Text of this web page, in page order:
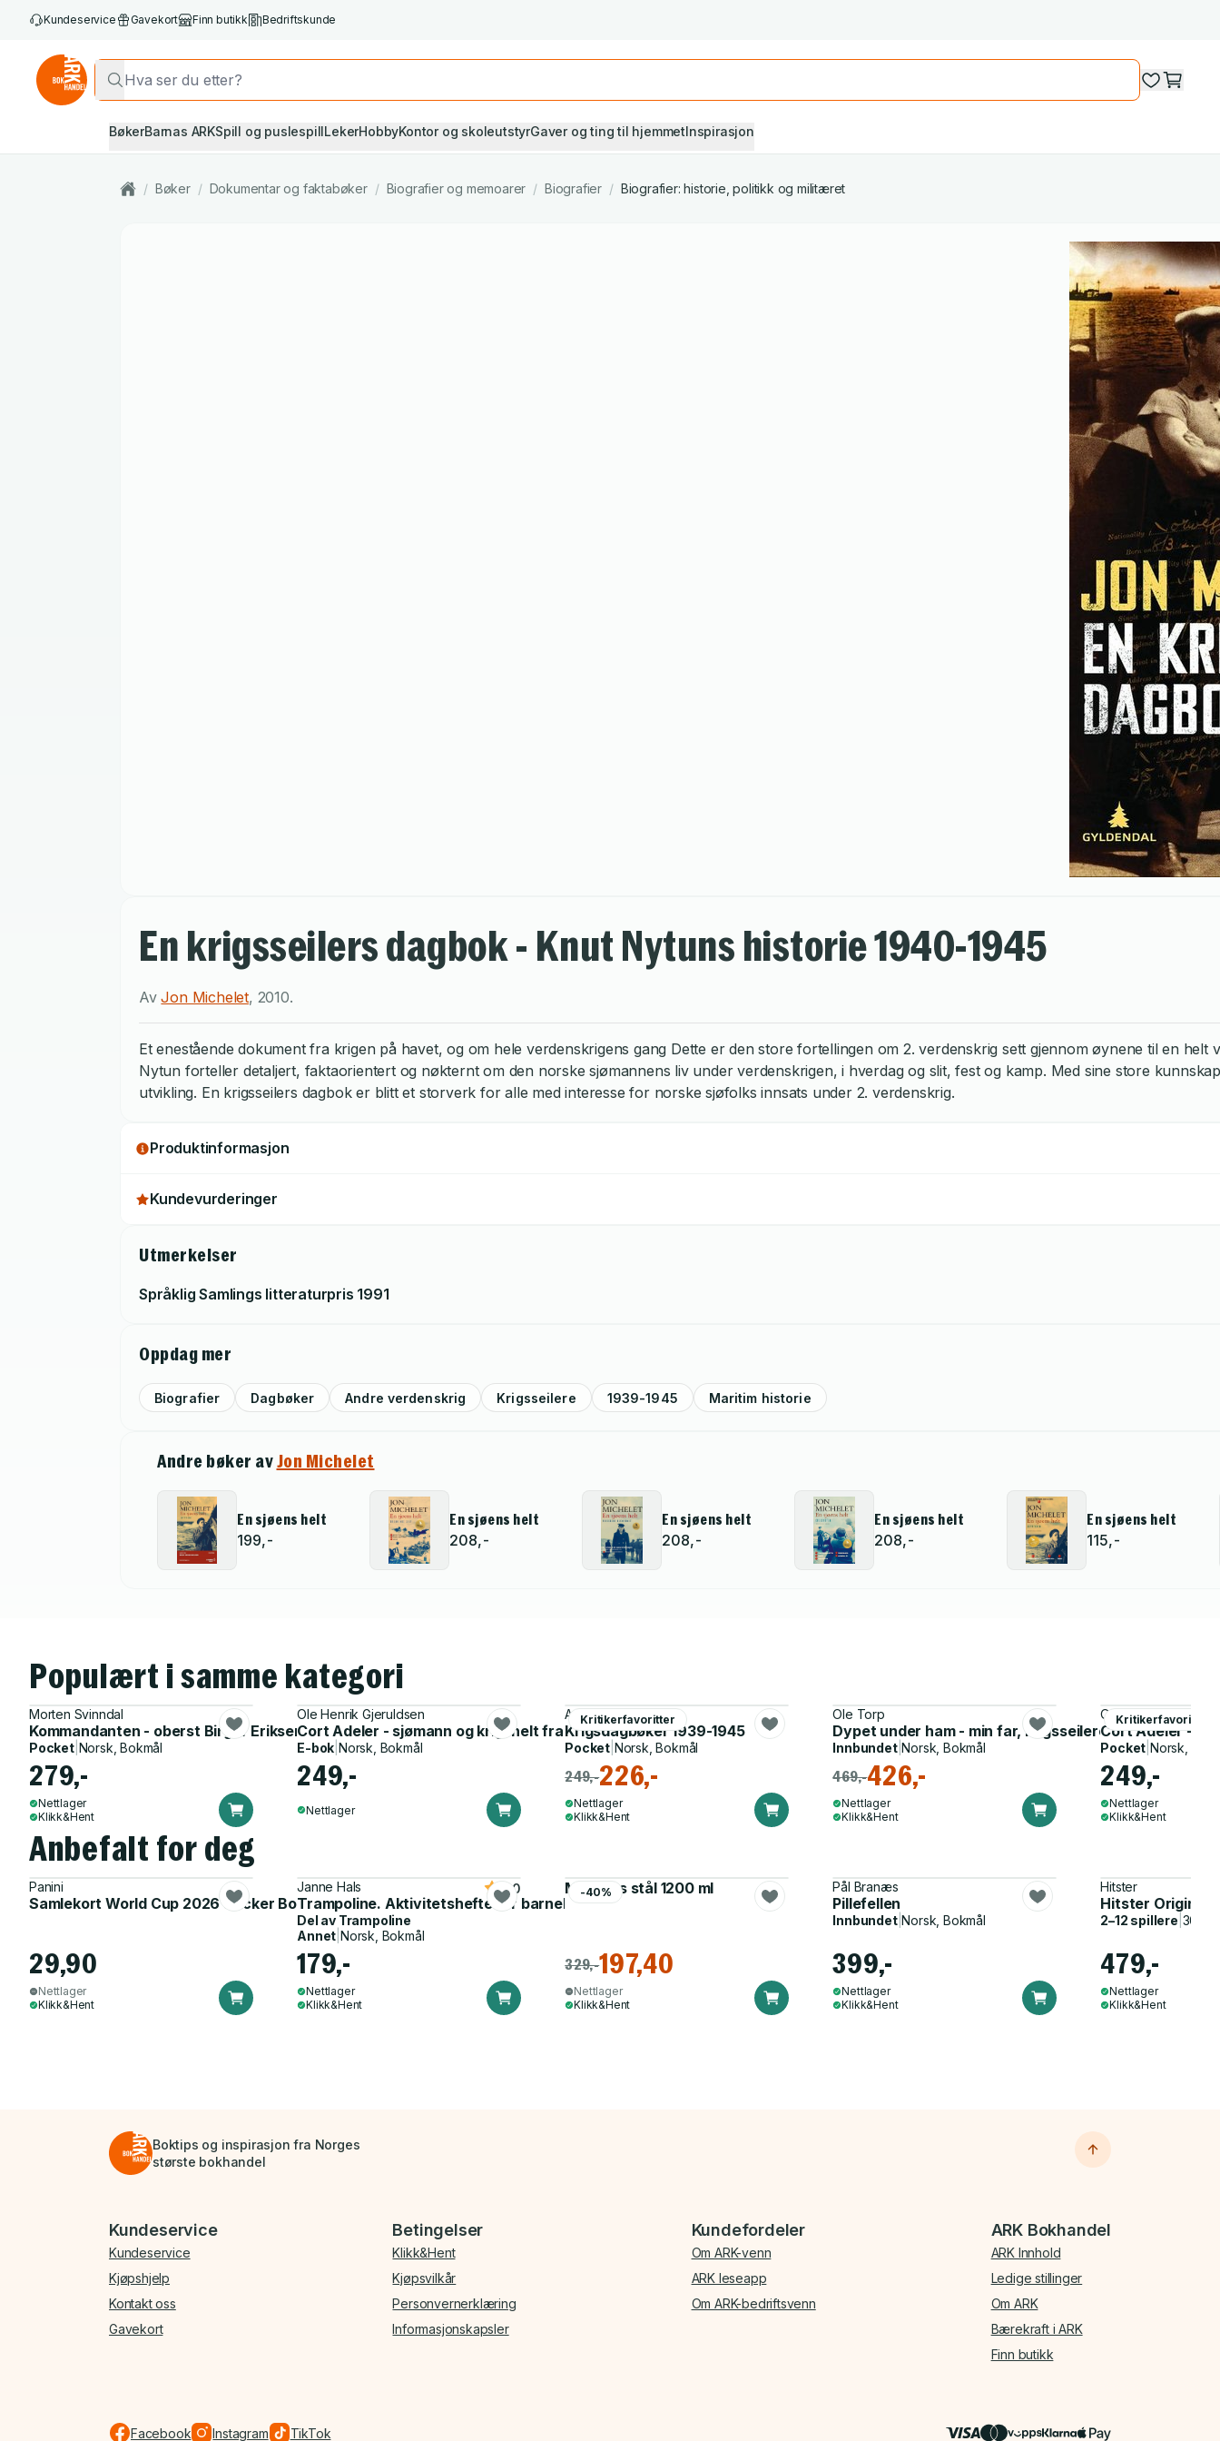
Kundeservice Gavekort Finn butikk Bedriftskunde
BøkerBarnas ARKSpill og puslespillLekerHobbyKontor og skoleutstyrGaver og ting til hjemmetInspirasjon
/ Bøker / Dokumentar og faktabøker / Biografier og memoarer / Biografier / Biografier: historie, politikk og militæret
En krigsseilers dagbok - Knut Nytuns historie 1940-1945
AvJon Michelet, 2010.
Et enestående dokument fra krigen på havet, og om hele verdenskrigens gang Dette er den store fortellingen om 2. verdenskrig sett gjennom øynene til en
Nytun forteller detaljert, faktaorientert og nøkternt om den norske sjømannens liv under verdenskrigen, i hverdag og slit, fest og kamp. Med sine store
utvikling. En krigsseilers dagbok er blitt et storverk for alle med interesse for norske sjøfolks innsats under 2. verdenskrig.
Produktinformasjon
Kundevurderinger
Utmerkelser
Språklig Samlings litteraturpris 1991
Oppdag mer
Biografier Dagbøker Andre verdenskrig Krigsseilere 1939-1945 Maritim historie
Andre bøker avJon Michelet
En sjøens helt
199,-
En sjøens helt
208,-
En sjøens helt
208,-
En sjøens helt
208,-
En sjøens helt
115,-
Populært i samme kategori
Morten Svinndal
Kommandanten - oberst Birger Eriksen og senkningen av Blücher
Pocket| Norsk, Bokmål
279,-
Nettlager
Klikk&Hent
Ole Henrik Gjeruldsen
Cort Adeler - sjømann og krigshelt fra 1600-tallet
E-bok Norsk, Bokmål
249,-
Nettlager
Kritikerfavoritter
Astrid Lindgren
Krigsdagbøker 1939-1945
Pocket Norsk, Bokmål
249,-226,-
Nettlager
Klikk&Hent
Ole Torp
Dypet under ham - min far, krigsseileren
Innbundet|Norsk, Bokmål
469,-426,-
Nettlager
Klikk&Hent
Kritikerfavoritter
Ole Henrik
Cort Adeler -
Pocket |Norsk,
249,-
Nettlager
Klikk&Hent
Anbefalt for deg
Panini
Samlekort World Cup 2026 Sticker Booster
29,90
Nettlager
Klikk&Hent
Janne Hals
Trampoline. Aktivitetshefte for barnehagen
5.0
Del av Trampoline
Annet Norsk, Bokmål
179,-
Nettlager
Klikk&Hent
-40%
Matboks stål 1200 ml
329,-197,40
Nettlager
Klikk&Hent
Pål Branæs
Pillefellen
Innbundet|Norsk, Bokmål
399,-
Nettlager
Klikk&Hent
Hitster
Hitster Original
2–12 spillere
479,-
Nettlager
Klikk&Hent
Boktips og inspirasjon fra Norges
største bokhandel
Bunnmeny
Kundeservice
Kundeservice
Kjøpshjelp
Kontakt oss
Gavekort
Betingelser
Klikk&Hent
Kjøpsvilkår
Personvernerklæring
Informasjonskapsler
Kundefordeler
Om ARK-venn
ARK leseapp
Om ARK-bedriftsvenn
ARK Bokhandel
ARK Innhold
Ledige stillinger
Om ARK
Bærekraft i ARK
Finn butikk
Facebook Instagram TikTok